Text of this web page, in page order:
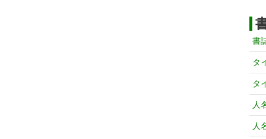
書
タ
タ
人
人